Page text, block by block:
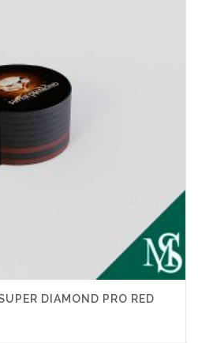
DIAMOND PRO RED